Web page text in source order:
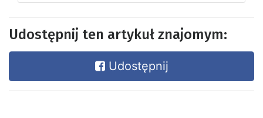
Udostępnij ten artykuł znajomym:
Udostępnij